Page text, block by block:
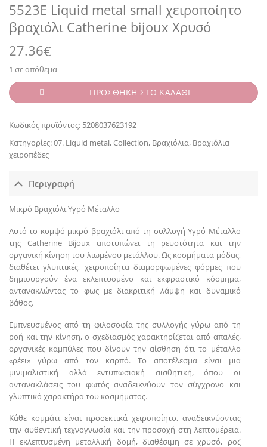
5523E Liquid metal small χειροποίητο
βραχιόλι Catherine bijoux Χρυσό
27.36€
1 σε απόθεμα
ΠΡΟΣΘΗΚΗ ΣΤΟ ΚΑΛΑΘΙ
Κωδικός προϊόντος: 5208037623192
Κατηγορίες:07. Liquid metal,Collection, Βραχιόλια, Βραχιόλια
χειροπέδες
Περιγραφή
Μικρό Βραχιόλι Υγρό Μέταλλο
Αυτό το κομψό μικρό βραχιόλι από τη συλλογή Υγρό Μέταλλο
της Catherine Bijoux αποτυπώνει τη ρευστότητα και την
οργανική κίνηση του λιωμένου μετάλλου. Ως κοσμήματα μόδας,
διαθέτει γλυπτικές, χειροποίητα διαμορφωμένες φόρμες που
δημιουργούν ένα εκλεπτυσμένο και εκφραστικό κόσμημα,
αντανακλώντας το φως με διακριτική λάμψη και δυναμικό
βάθος.
Εμπνευσμένος από τη φιλοσοφία της συλλογής γύρω από τη
ροή και την κίνηση, ο σχεδιασμός χαρακτηρίζεται από απαλές,
οργανικές καμπύλες που δίνουν την αίσθηση ότι το μέταλλο
«ρέει» γύρω από τον καρπό. Το αποτέλεσμα είναι μια
μινιμαλιστική αλλά εντυπωσιακή αισθητική, όπου οι
αντανακλάσεις του φωτός αναδεικνύουν τον σύγχρονο και
γλυπτικό χαρακτήρα του κοσμήματος.
Κάθε κομμάτι είναι προσεκτικά χειροποίητο, αναδεικνύοντας
την αυθεντική τεχνογνωσία και την προσοχή στη λεπτομέρεια.
Η εκλεπτυσμένη μεταλλική δομή, διαθέσιμη σε χρυσό, ροζ